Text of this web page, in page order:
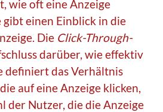
wie oft eine Anzeige
gibt einen Einblick in die
Die Click-Through-
darüber, wie effektiv
definiert das Verhältnis
auf eine Anzeige klicken,
der Nutzer, die die Anzeige